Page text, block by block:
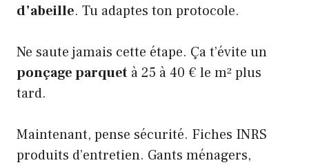
d’abeille. Tu adaptes ton protocole.
Ne saute jamais cette étape. Ça t’évite un
ponçage parquet à 25 à 40 € le m² plus
tard.
Maintenant, pense sécurité. Fiches INRS
produits d’entretien. Gants ménagers,